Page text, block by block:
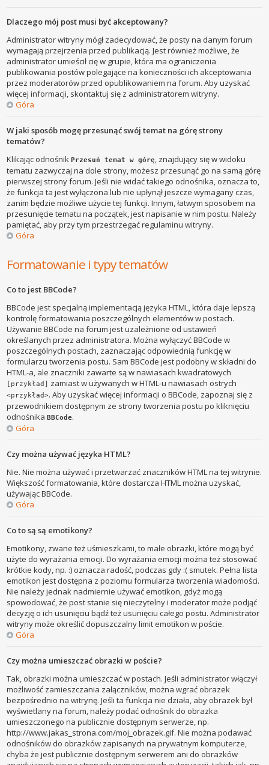
Dlaczego mój post musi być akceptowany?
Administrator witryny mógł zadecydować, że posty na danym forum
wymagają przejrzenia przed publikacją. Jest również możliwe, że
administrator umieścił cię w grupie, która ma ograniczenia
publikowania postów polegające na konieczności ich akceptowania
przez moderatorów przed opublikowaniem na forum. Aby uzyskać
więcej informacji, skontaktuj się z administratorem witryny.
Góra
W jaki sposób mogę przesunąć swój temat na górę strony
tematów?
Klikając odnośnikPrzesuń temat w górę, znajdujący się w widoku
tematu zazwyczaj na dole strony, możesz przesunąć go na samą górę
pierwszej strony forum. Jeśli nie widać takiego odnośnika, oznacza to,
że funkcja ta jest wyłączona lub nie upłynął jeszcze wymagany czas,
zanim będzie możliwe użycie tej funkcji. Innym, łatwym sposobem na
przesunięcie tematu na początek, jest napisanie w nim postu. Należy
pamiętać, aby przy tym przestrzegać regulaminu witryny.
Góra
Formatowanie i typy tematów
Co to jest BBCode?
BBCode jest specjalną implementacją języka HTML, która daje lepszą
kontrolę formatowania poszczególnych elementów w postach.
Używanie BBCode na forum jest uzależnione od ustawień
określanych przez administratora. Można wyłączyć BBCode w
poszczególnych postach, zaznaczając odpowiednią funkcję w
formularzu tworzenia postu. Sam BBCode jest podobny w składni do
HTML-a, ale znaczniki zawarte są w nawiasach kwadratowych
[przykład] zamiast w używanych w HTML-u nawiasach ostrych
<przykład>. Aby uzyskać więcej informacji o BBCode, zapoznaj się z
przewodnikiem dostępnym ze strony tworzenia postu po kliknięciu
odnośnikaBBCode.
Góra
Czy można używać języka HTML?
Nie. Nie można używać i przetwarzać znaczników HTML na tej witrynie.
Większość formatowania, które dostarcza HTML można uzyskać,
używając BBCode.
Góra
Co to są są emotikony?
Emotikony, zwane też uśmieszkami, to małe obrazki, które mogą być
użyte do wyrażania emocji. Do wyrażania emocji można też stosować
krótkie kody, np. :) oznacza radość, podczas gdy :( smutek. Pełna lista
emotikon jest dostępna z poziomu formularza tworzenia wiadomości.
Nie należy jednak nadmiernie używać emotikon, gdyż mogą
spowodować, że post stanie się nieczytelny i moderator może podjąć
decyzję o ich usunięciu bądź też usunięciu całego postu. Administrator
witryny może określić dopuszczalny limit emotikon w poście.
Góra
Czy można umieszczać obrazki w poście?
Tak, obrazki można umieszczać w postach. Jeśli administrator włączył
możliwość zamieszczania załączników, można wgrać obrazek
bezpośrednio na witrynę. Jeśli ta funkcja nie działa, aby obrazek był
wyświetlany na forum, należy podać odnośnik do obrazka
umieszczonego na publicznie dostępnym serwerze, np.
http://www.jakas_strona.com/moj_obrazek.gif. Nie można podawać
odnośników do obrazków zapisanych na prywatnym komputerze,
chyba że jest publicznie dostępnym serwerem ani do obrazków